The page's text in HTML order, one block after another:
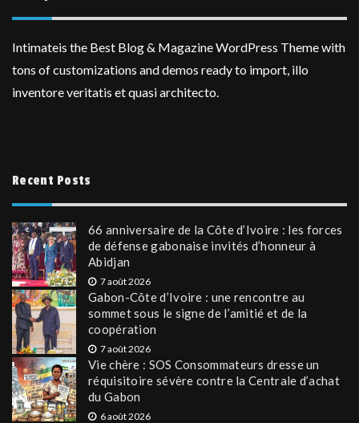
Intimateis the Best Blog & Magazine WordPress Theme with
tons of customizations and demos ready to import, illo
inventore veritatis et quasi architecto.
Recent Posts
66 anniversaire de la Côte d’Ivoire : les forces
de défense gabonaise invités d’honneur à
Abidjan
7 août 2026
Gabon-Côte d’Ivoire : une rencontre au
sommet sous le signe de l’amitié et de la
coopération
7 août 2026
Vie chère : SOS Consommateurs dresse un
réquisitoire sévère contre la Centrale d’achat
du Gabon
6 août 2026